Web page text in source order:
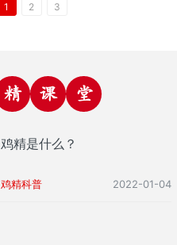
1 2 3
精 课 堂
鸡精是什么？
鸡精科普 2022-01-04